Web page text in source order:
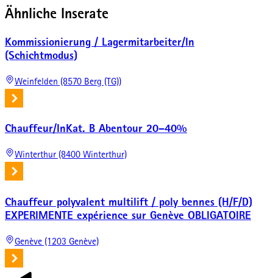
Ähnliche Inserate
Kommissionierung / Lagermitarbeiter/In
(Schichtmodus)
Weinfelden (8570 Berg (TG))
Chauffeur/InKat. B Abentour 20–40%
Winterthur (8400 Winterthur)
Chauffeur polyvalent multilift / poly bennes (H/F/D)
EXPERIMENTE expérience sur Genève OBLIGATOIRE
Genève (1203 Genève)